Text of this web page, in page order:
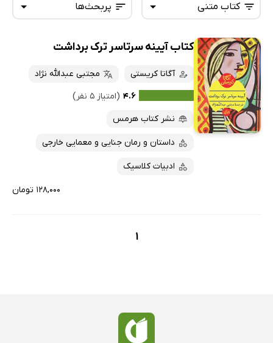
پربحث‌ها
تازه‌ها
داغ‌ترین‌ها
پرفروش‌ها
پربحث‌ها
ارزان ترین‌ها
کتاب متنی
همه کتاب‌ها
کتاب‌های صوتی
کتاب‌های متنی
کتاب آیینه سرتاسر ترک برداشت
آگاتا کریستی
مجتبی عبدالله نژاد
۴.۶ (امتیاز ۵ نفر)
نشر کتاب هرمس
داستان و رمان جنایی و معمایی خارجی
ادبیات کلاسیک
۱۲۸,۰۰۰ تومان
1